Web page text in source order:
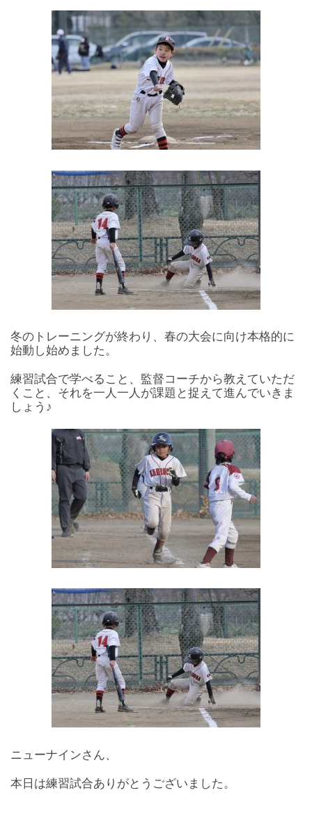
冬のトレーニングが終わり、春の大会に向け本格的に
始動し始めました。
練習試合で学べること、監督コーチから教えていただ
くこと、それを一人一人が課題と捉えて進んでいきま
しょう♪
ニューナインさん、
本日は練習試合ありがとうございました。